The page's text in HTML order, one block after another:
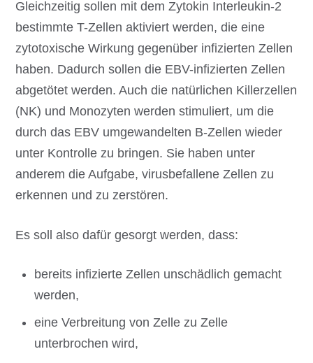
Gleichzeitig sollen mit dem Zytokin Interleukin-2
bestimmte T-Zellen aktiviert werden, die eine
zytotoxische Wirkung gegenüber infizierten Zellen
haben. Dadurch sollen die EBV-infizierten Zellen
abgetötet werden. Auch die natürlichen Killerzellen
(NK) und Monozyten werden stimuliert, um die
durch das EBV umgewandelten B-Zellen wieder
unter Kontrolle zu bringen. Sie haben unter
anderem die Aufgabe, virusbefallene Zellen zu
erkennen und zu zerstören.
Es soll also dafür gesorgt werden, dass:
bereits infizierte Zellen unschädlich gemacht
werden,
eine Verbreitung von Zelle zu Zelle
unterbrochen wird,